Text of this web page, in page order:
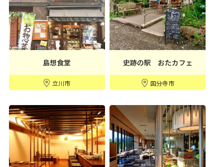
島想食堂
立川市
史跡の駅 おたカフェ
国分寺市